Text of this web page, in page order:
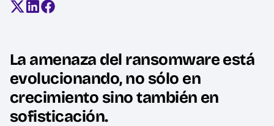
Compartir en X (antes Twitter)
Compartir en LinkedIn
Compartir en Facebook
La amenaza del ransomware está
evolucionando, no sólo en
crecimiento sino también en
sofisticación.